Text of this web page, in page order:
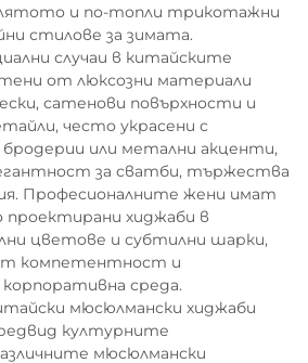
лятото и по-топли трикотажни
стилове за зимата.
случаи в китайските
от люксозни материали
сатенови повърхности и
често украсени с
или метални акценти,
за сватби, тържества
Професионалните жени имат
проектирани хиджаби в
цветове и субтилни шарки,
компетентност и
среда.
мюсюлмански хиджаби
културните
мюсюлмански